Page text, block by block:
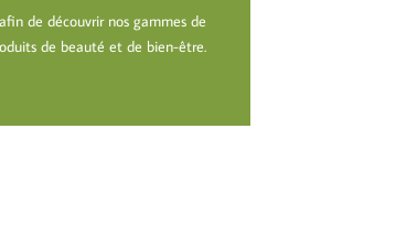
de découvrir nos gammes de
de beauté et de bien-être.